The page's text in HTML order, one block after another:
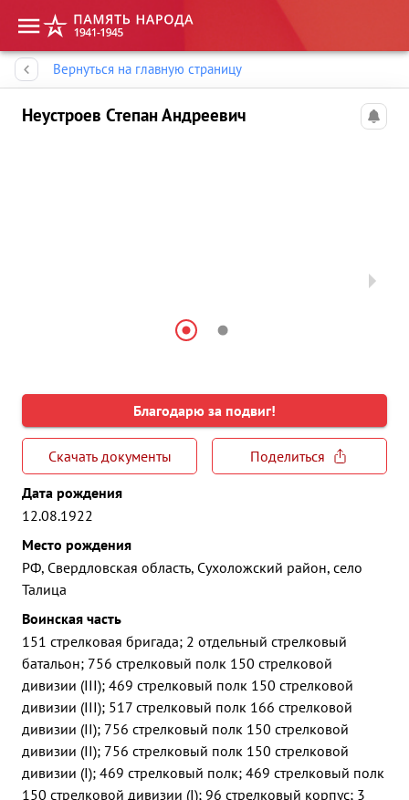
Вернуться на главную страницу
Неустроев Степан Андреевич
Благодарю за подвиг!
Скачать документы
Поделиться
Дата рождения
12.08.1922
Место рождения
РФ, Свердловская область, Сухоложский район, село
Талица
Воинская часть
151 стрелковая бригада; 2 отдельный стрелковый
батальон; 756 стрелковый полк 150 стрелковой
дивизии (III); 469 стрелковый полк 150 стрелковой
дивизии (III); 517 стрелковый полк 166 стрелковой
дивизии (II); 756 стрелковый полк 150 стрелковой
дивизии (II); 756 стрелковый полк 150 стрелковой
дивизии (I); 469 стрелковый полк; 469 стрелковый полк
150 стрелковой дивизии (I); 96 стрелковый корпус; 3
Память народа